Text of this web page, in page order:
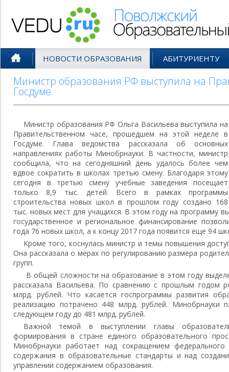
НОВОСТИ ОБРАЗОВАНИЯ АБИТУРИЕНТУ
Министр образования РФ выступила на
Госдуме
Министр образования РФ Ольга Васильева выступила на
Правительственном часе, прошедшем на этой неделе в
Госдуме. Глава ведомства рассказала об основных
направлениях работы Минобрнауки. В частности, министр
сообщила, что на сегодняшний день удалось более чем
вдвое сократить в школах третью смену. Благодаря этому
сегодня в третью смену учебные заведения посещает
только 8,9 тыс. детей. Всего в рамках программы
строительства новых школ в прошлом году создано 168
тыс. новых мест для учащихся. В этом году на программу
государственное и региональное финансирование
года 76 новых школ, а к концу 2017 года появится еще 94
Кроме того, коснулась министр и темы повышения
Она рассказала о мерах по регулированию размера
групп.
В общей сложности на образование в этом году
рассказала Васильева. По сравнению с прошлым годом
млрд. рублей. Что касается госпрограммы развития
реализацию потрачено 448 млрд. рублей. Минобрнауки
следующем году до 481 млрд. рублей.
Важной темой в выступлении главы
формирования в стране единого образовательного
Минобрнауки работает над сокращением
содержания в образовательные стандарты и над
управлении содержанием образования.